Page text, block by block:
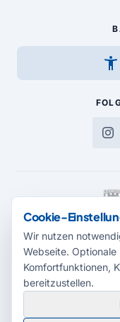
accessibility_new
MEDIENPARTNER
© 2026 Radio
Cookie-
Wir nutzen
Webseite. Optionale
Komfortfunktionen,
bereitzustellen.